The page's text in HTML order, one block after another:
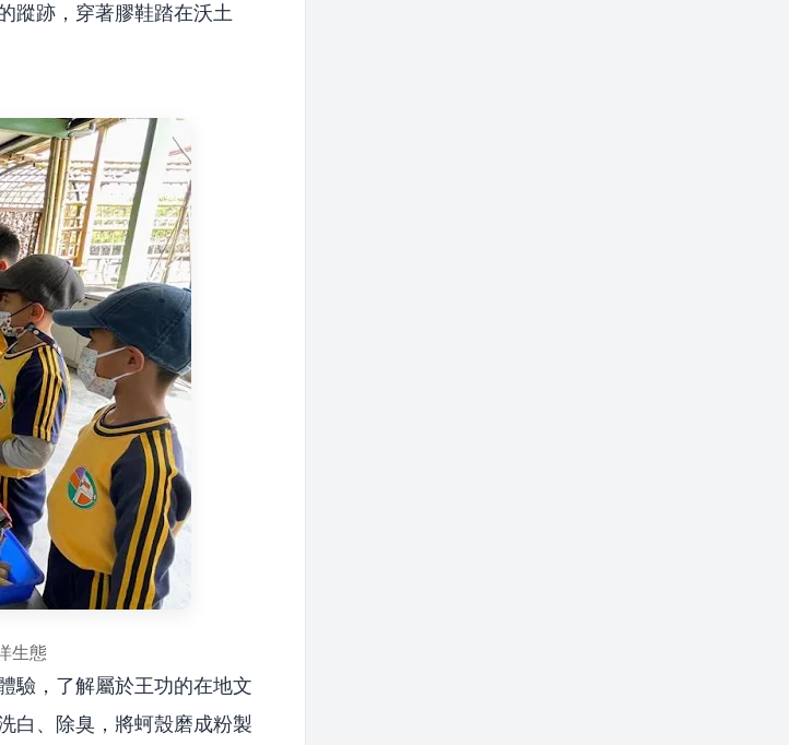
蹤跡，穿著膠鞋踏在沃土
生態
驗，了解屬於王功的在地文
白、除臭，將蚵殼磨成粉製